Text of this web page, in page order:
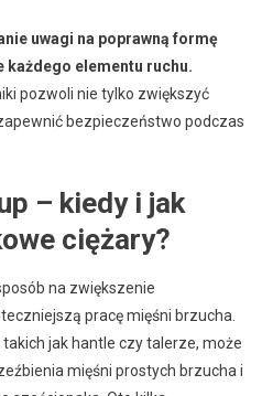
uwagi na poprawną formę
elementu ruchu.
pozwoli nie tylko zwiększyć
bezpieczeństwo podczas
– kiedy i jak
ciężary?
na zwiększenie
pracę mięśni brzucha.
jak hantle czy talerze, może
mięśni prostych brzucha i